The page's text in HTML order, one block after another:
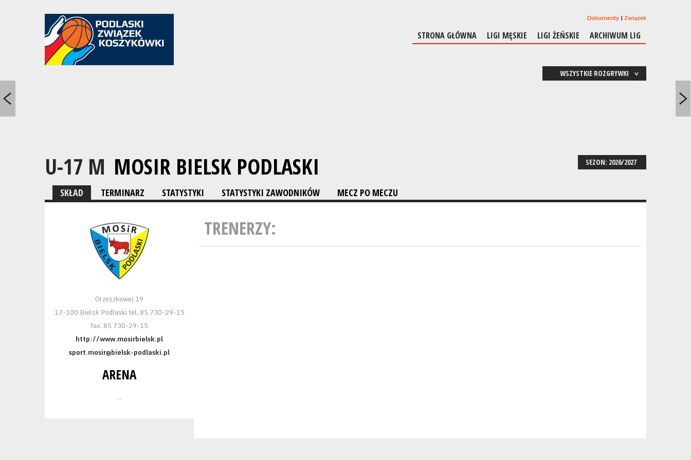
Dokumenty Związek
STRONA GŁÓWNA LIGI MĘSKIE LIGI ŻEŃSKIE ARCHIWUM LIG
WSZYSTKIE ROZGRYWKI
SEZON: 2026/2027
U-17 M MOSIR BIELSK PODLASKI
SKŁAD TERMINARZ STATYSTYKI STATYSTYKI ZAWODNIKÓW MECZ PO MECZU
Orzeszkowej 19
17-100 Bielsk Podlaski tel. 85 730-29-15
fax. 85 730-29-15
http://www.mosirbielsk.pl
sport.mosir@bielsk-podlaski.pl
ARENA
, ,
TRENERZY: